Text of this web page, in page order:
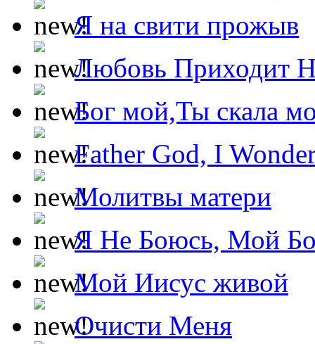
Я на свити прожыв
Любовь Приходит
Бог мой,Ты скала
Father God, I
Молитвы матери
Я Не Боюсь, Мой
Мой Иисус живой
Очисти Меня